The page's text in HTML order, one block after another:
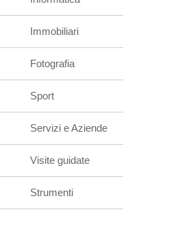
Immobiliari
Fotografia
Sport
Servizi e Aziende
Visite guidate
Strumenti